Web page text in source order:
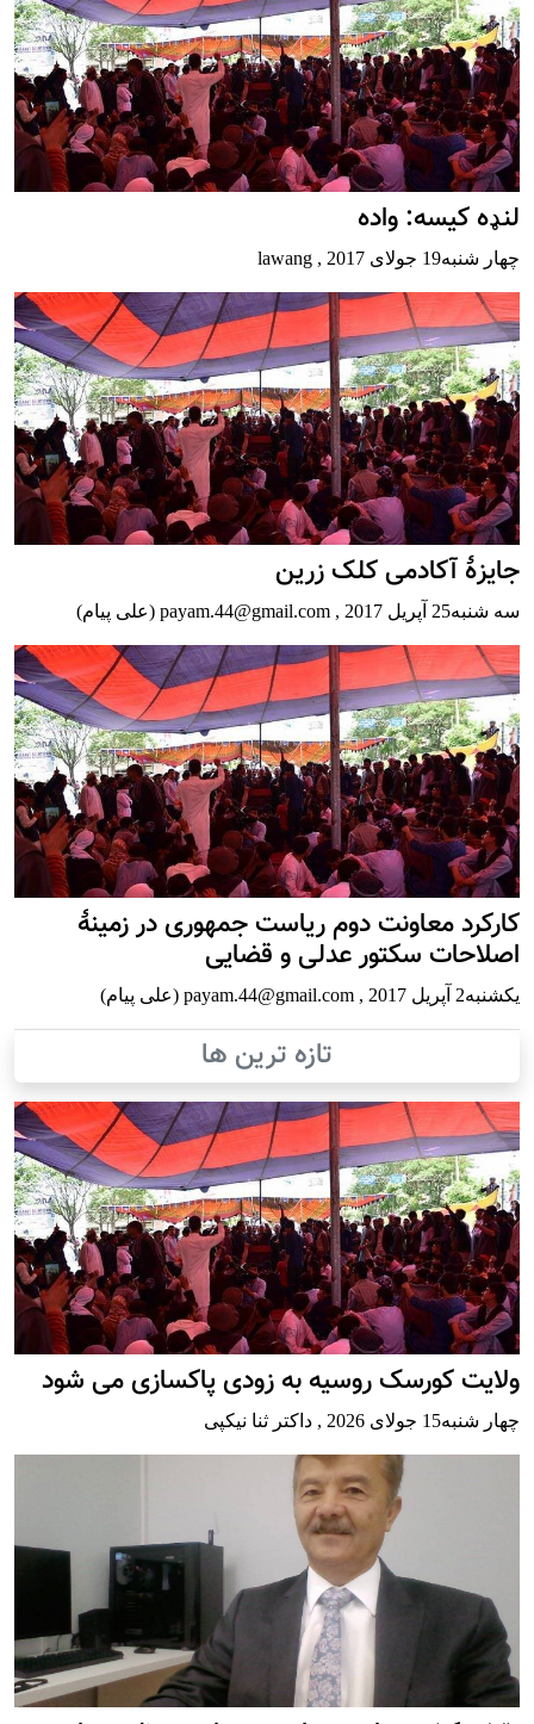
لنډه کیسه: واده
چهار شنبه19 جولای 2017 ,
lawang
جایزۀ آکادمی کلک زرین
سه شنبه25 آپریل 2017 , payam.44@gmail.com (علی پیام)
کارکرد معاونت دوم ریاست جمهوری در زمینۀ
اصلاحات سکتور عدلی و قضایی
يكشنبه2 آپریل 2017 , payam.44@gmail.com (علی پیام)
تازه ترین ها
ولایت کورسک روسیه به زودی پاکسازی می شود
چهار شنبه15 جولای 2026 , داکتر ثنا نیکپی